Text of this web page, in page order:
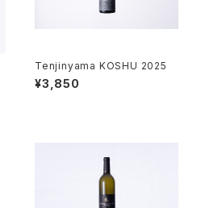
Tenjinyama KOSHU 2025
¥3,850